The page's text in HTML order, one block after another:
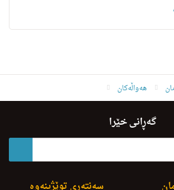
هەواڵەکان
گەڕانی خێرا
سەنتەری توێژینەوە